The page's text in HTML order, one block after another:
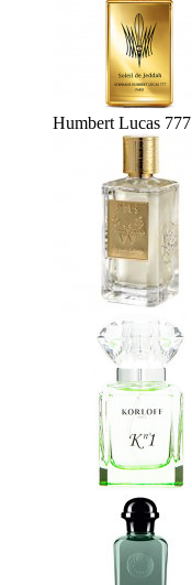
Humbert Lucas 777